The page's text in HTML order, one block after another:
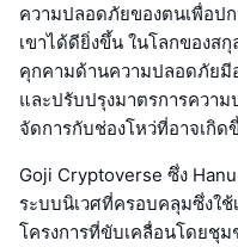
ความปลอดภัยของตนเพื่อป
เขาได้ดียิ่งขึ้น ในโลกของส
คุกคามด้านความปลอดภัยมี
และปรับปรุงมาตรการควา
จัดการกับช่องโหว่ที่อาจเกิด
Goji Cryptoverse ซึ่ง
ระบบนิเวศที่ครอบคลุมซึ่งใ
โครงการที่ขับเคลื่อนโดยชุ